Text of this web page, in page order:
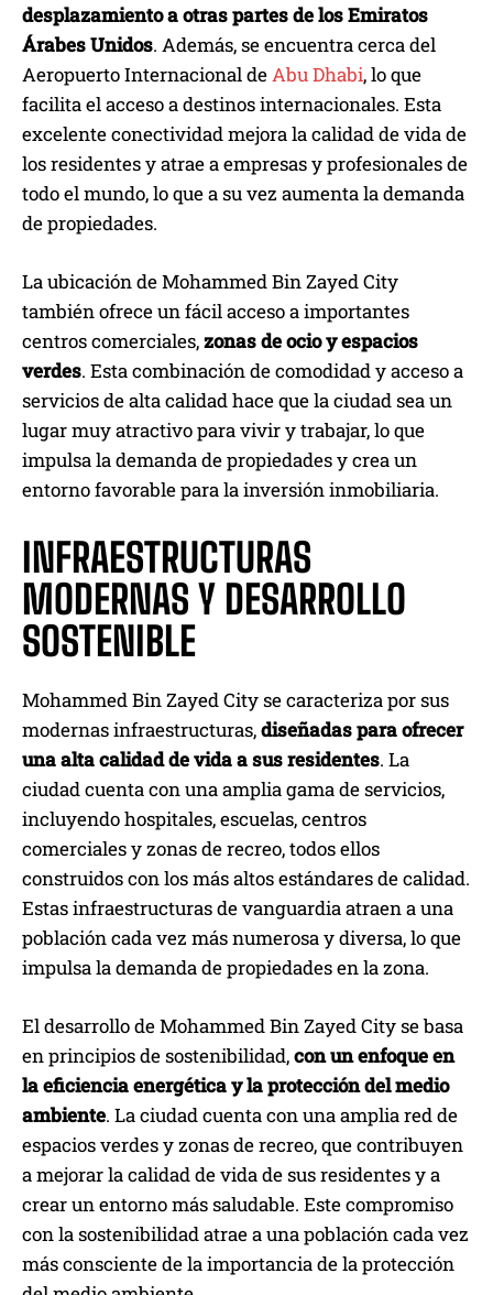
desplazamiento a otras partes de los Emiratos
Árabes Unidos. Además, se encuentra cerca del
Aeropuerto Internacional deAbu Dhabi, lo que
facilita el acceso a destinos internacionales. Esta
excelente conectividad mejora la calidad de vida de
los residentes y atrae a empresas y profesionales de
todo el mundo, lo que a su vez aumenta la demanda
de propiedades.
La ubicación de Mohammed Bin Zayed City
también ofrece un fácil acceso a importantes
centros comerciales,zonas de ocio y espacios
verdes. Esta combinación de comodidad y acceso a
servicios de alta calidad hace que la ciudad sea un
lugar muy atractivo para vivir y trabajar, lo que
impulsa la demanda de propiedades y crea un
entorno favorable para la inversión inmobiliaria.
INFRAESTRUCTURAS
MODERNAS Y DESARROLLO
SOSTENIBLE
Mohammed Bin Zayed City se caracteriza por sus
modernas infraestructuras,diseñadas para ofrecer
una alta calidad de vida a sus residentes. La
ciudad cuenta con una amplia gama de servicios,
incluyendo hospitales, escuelas, centros
comerciales y zonas de recreo, todos ellos
construidos con los más altos estándares de calidad.
Estas infraestructuras de vanguardia atraen a una
población cada vez más numerosa y diversa, lo que
impulsa la demanda de propiedades en la zona.
El desarrollo de Mohammed Bin Zayed City se basa
en principios de sostenibilidad,con un enfoque en
la eficiencia energética y la protección del medio
ambiente. La ciudad cuenta con una amplia red de
espacios verdes y zonas de recreo, que contribuyen
a mejorar la calidad de vida de sus residentes y a
crear un entorno más saludable. Este compromiso
con la sostenibilidad atrae a una población cada vez
más consciente de la importancia de la protección